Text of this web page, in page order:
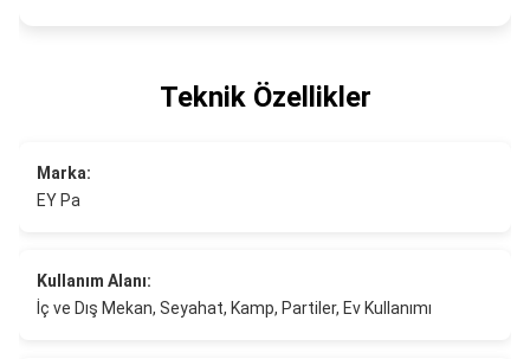
Teknik Özellikler
Marka:
EY Pa
Kullanım Alanı:
İç ve Dış Mekan, Seyahat, Kamp, Partiler, Ev Kullanımı